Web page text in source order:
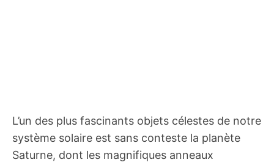
L’un des plus fascinants objets célestes de notre
système solaire est sans conteste la planète
Saturne, dont les magnifiques anneaux